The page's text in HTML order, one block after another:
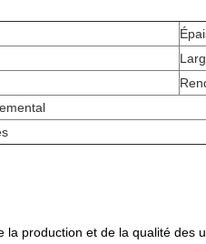
la production et de la qualité des